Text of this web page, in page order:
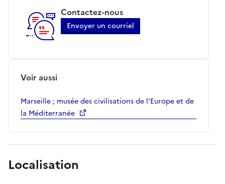
Contactez-nous
Envoyer un courriel
Voir aussi
Marseille ; musée des civilisations de l'Europe et de
la Méditerranée
Localisation